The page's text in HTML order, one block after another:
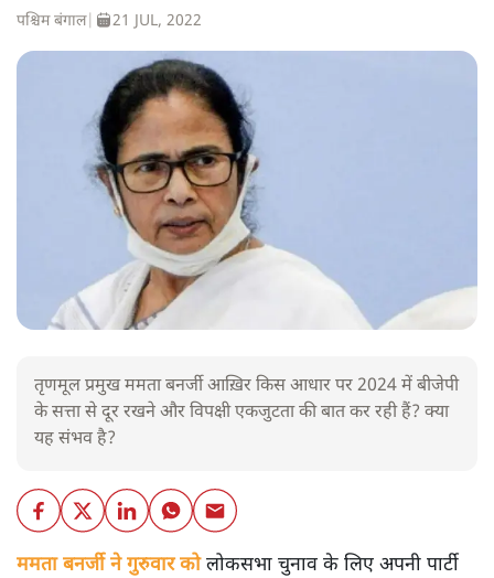
पश्चिम बंगाल| 21 JUL, 2022
तृणमूल प्रमुख ममता बनर्जी आख़िर किस आधार पर 2024 में बीजेपी
के सत्ता से दूर रखने और विपक्षी एकजुटता की बात कर रही हैं? क्या
यह संभव है?
ममता बनर्जी ने गुरुवार कोलोकसभा चुनाव के लिए अपनी पार्टी